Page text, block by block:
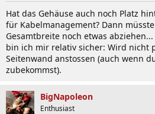
Hat das Gehäuse auch noch Platz
für Kabelmanagement? Dann
Gesamtbreite noch etwas
bin ich mir relativ sicher: Wird nicht
Seitenwand anstossen (auch wenn
zubekommst).
BigNapoleon
Enthusiast